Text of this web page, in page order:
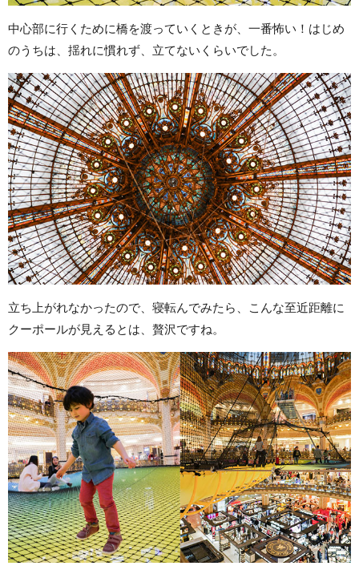
中心部に行くために橋を渡っていくときが、一番怖い！はじめ
のうちは、揺れに慣れず、立てないくらいでした。
立ち上がれなかったので、寝転んでみたら、こんな至近距離に
クーポールが見えるとは、贅沢ですね。